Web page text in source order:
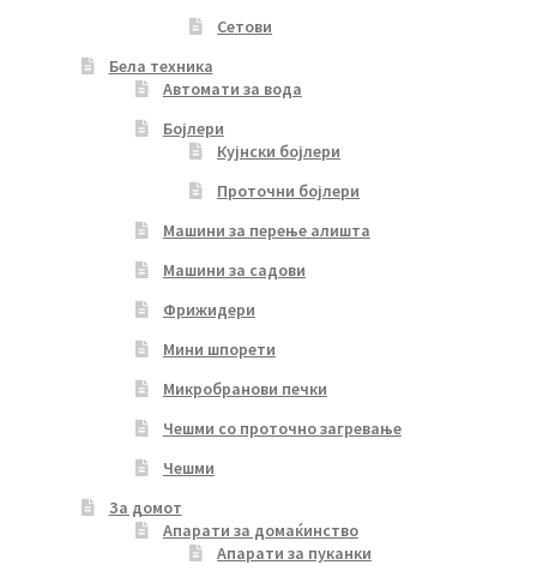
Сетови
Бела техника
Автомати за вода
Бојлери
Кујнски бојлери
Проточни бојлери
Машини за перење алишта
Машини за садови
Фрижидери
Мини шпорети
Микробранови печки
Чешми со проточно загревање
Чешми
За домот
Апарати за домаќинство
Апарати за пуканки